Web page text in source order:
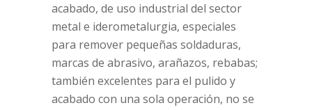
acabado, de uso industrial del sector
metal e iderometalurgia, especiales
para remover pequeñas soldaduras,
marcas de abrasivo, arañazos, rebabas;
también excelentes para el pulido y
acabado con una sola operación, no se